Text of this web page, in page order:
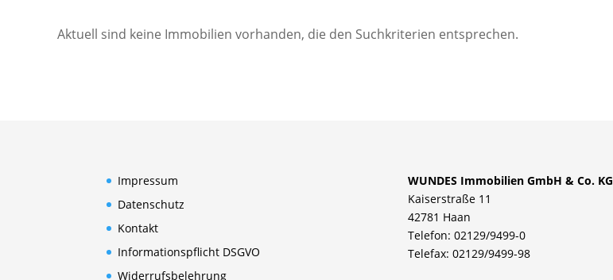
Aktuell sind keine Immobilien vorhanden, die den Suchkriterien entsprechen.
Impressum
Datenschutz
Kontakt
Informationspflicht DSGVO
Widerrufsbelehrung
WUNDES Immobilien GmbH & Co. KG
Kaiserstraße 11
42781 Haan
Telefon: 02129/9499-0
Telefax: 02129/9499-98